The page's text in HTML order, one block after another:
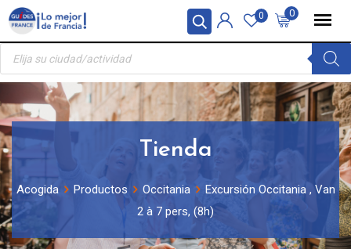
Panel de gestión de cookies
Skip
content
0
0
Búsqueda
productos
Tienda
Acogida Productos Occitania
Excursión Occitania , Van
2 à 7 pers, (8h)